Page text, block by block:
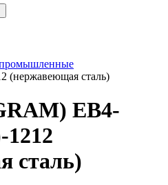
(нержавеющая сталь)
ЕВ4-
1212
сталь)